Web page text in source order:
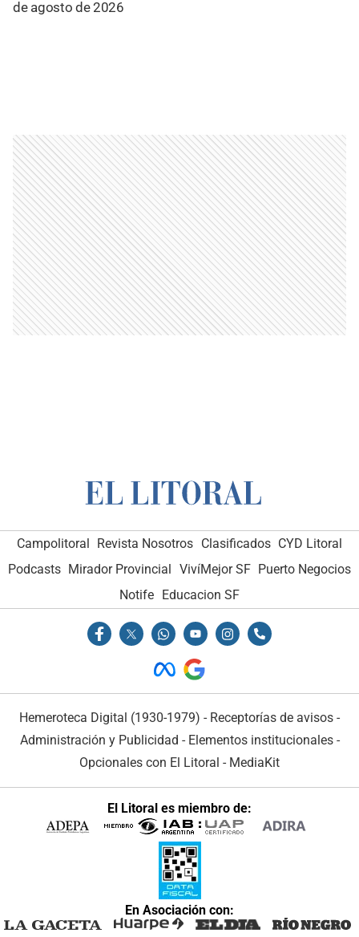
de agosto de 2026
Campolitoral Revista Nosotros Clasificados CYD Litoral
Podcasts Mirador Provincial VivíMejor SF Puerto Negocios
Notife Educacion SF
Hemeroteca Digital (1930-1979) - Receptorías de avisos -
Administración y Publicidad - Elementos institucionales-
Opcionales con El Litoral - MediaKit
El Litoral es miembro de:
En Asociación con: